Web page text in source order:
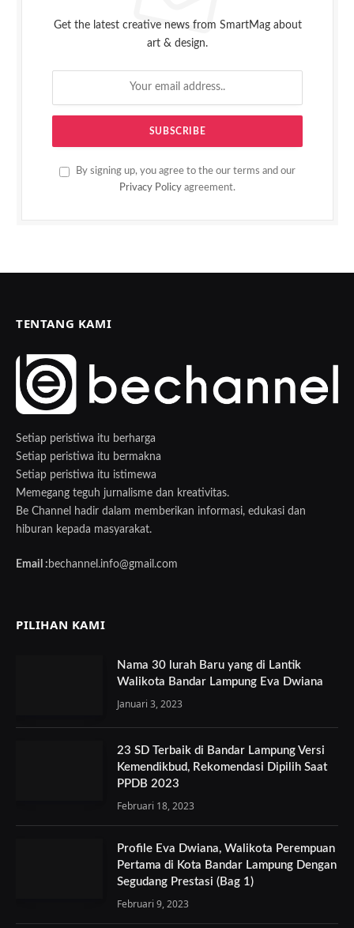
Get the latest creative news from SmartMag about
art & design.
By signing up, you agree to the our terms and our
Privacy Policy agreement.
TENTANG KAMI
Setiap peristiwa itu berharga
Setiap peristiwa itu bermakna
Setiap peristiwa itu istimewa
Memegang teguh jurnalisme dan kreativitas.
Be Channel hadir dalam memberikan informasi, edukasi dan
hiburan kepada masyarakat.
Email : bechannel.info@gmail.com
PILIHAN KAMI
Nama 30 lurah Baru yang di Lantik
Walikota Bandar Lampung Eva Dwiana
Januari 3, 2023
23 SD Terbaik di Bandar Lampung Versi
Kemendikbud, Rekomendasi Dipilih Saat
PPDB 2023
Februari 18, 2023
Profile Eva Dwiana, Walikota Perempuan
Pertama di Kota Bandar Lampung Dengan
Segudang Prestasi (Bag 1)
Februari 9, 2023